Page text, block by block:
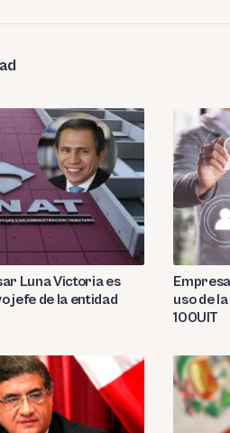
Luna Victoria es
jefe de la entidad
uso de
100UIT